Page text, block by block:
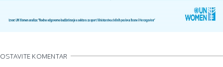
OSTAVITE KOMENTAR